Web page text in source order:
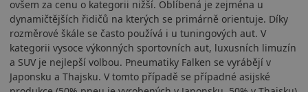
ovšem za cenu o kategorii nižší. Oblíbená je zejména u
dynamičtějších řidičů na kterých se primárně orientuje. Díky
rozměrové škále se často používá i u tuningových aut. V
kategorii vysoce výkonných sportovních aut, luxusních limuzín
a SUV je nejlepší volbou. Pneumatiky Falken se vyrábějí v
Japonsku a Thajsku. V tomto případě se případné asijské